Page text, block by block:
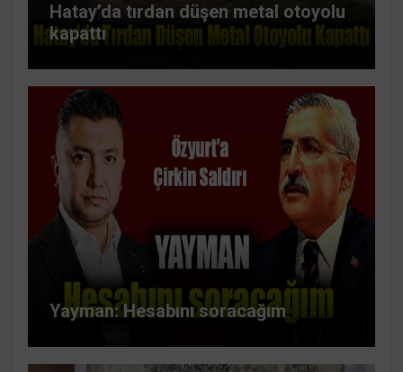
Hatay’da tırdan düşen metal otoyolu
kapattı
Yayman: Hesabını soracağım